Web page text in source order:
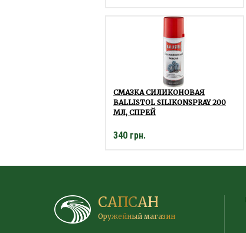
СМАЗКА СИЛИКОНОВАЯ
BALLISTOL SILIKONSPRAY 200
МЛ, СПРЕЙ
340 грн.
САПСАН
Оружейный магазин